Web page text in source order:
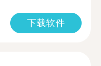
下载软件